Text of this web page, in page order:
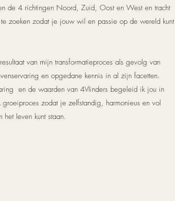
de 4 richtingen Noord, Zuid, Oost en West en tracht
zoeken zodat je jouw wil en passie op de wereld kunt
van mijn transformatieproces als gevolg van
en opgedane kennis in al zijn facetten.
en de waarden van 4Vlinders begeleid ik jou in
groeiproces zodat je zelfstandig, harmonieus en vol
het leven kunt staan.